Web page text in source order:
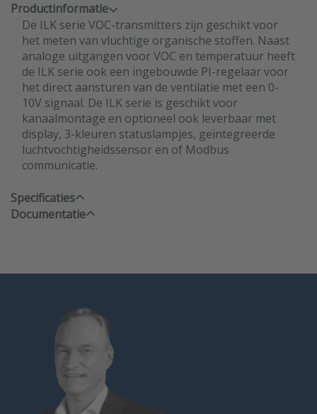
Productinformatie
De ILK serie VOC-transmitters zijn geschikt voor
het meten van vluchtige organische stoffen. Naast
analoge uitgangen voor VOC en temperatuur heeft
de ILK serie ook een ingebouwde PI-regelaar voor
het direct aansturen van de ventilatie met een 0-
10V signaal. De ILK serie is geschikt voor
kanaalmontage en optioneel ook leverbaar met
display, 3-kleuren statuslampjes, geïntegreerde
luchtvochtigheidssensor en of Modbus
communicatie.
Specificaties
Documentatie